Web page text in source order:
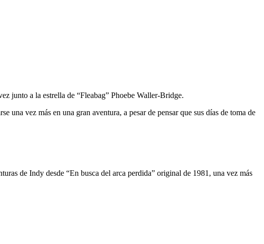
junto a la estrella de “Fleabag” Phoebe Waller-Bridge.
una vez más en una gran aventura, a pesar de pensar que sus días de toma de
de Indy desde “En busca del arca perdida” original de 1981, una vez más